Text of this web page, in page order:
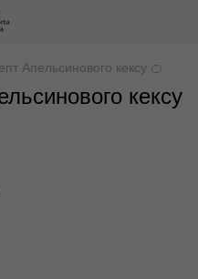
Апельсинового кексу 🍊
кексу